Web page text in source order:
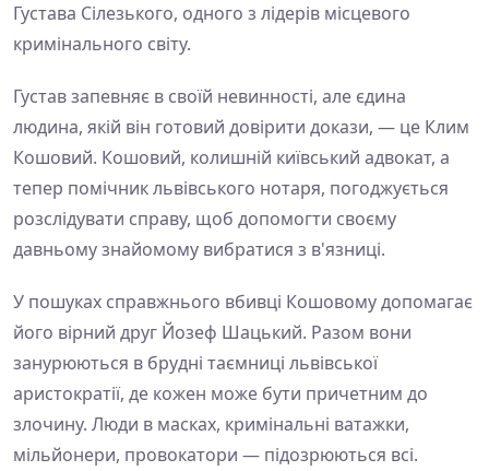
Густава Сілезького, одного з лідерів місцевого
кримінального світу.
Густав запевняє в своїй невинності, але єдина
людина, якій він готовий довірити докази, — це Клим
Кошовий. Кошовий, колишній київський адвокат, а
тепер помічник львівського нотаря, погоджується
розслідувати справу, щоб допомогти своєму
давньому знайомому вибратися з в'язниці.
У пошуках справжнього вбивці Кошовому допомагає
його вірний друг Йозеф Шацький. Разом вони
занурюються в брудні таємниці львівської
аристократії, де кожен може бути причетним до
злочину. Люди в масках, кримінальні ватажки,
мільйонери, провокатори — підозрюються всі.